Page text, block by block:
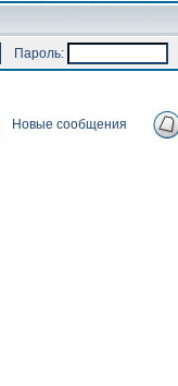
Пароль:
Новые сообщения